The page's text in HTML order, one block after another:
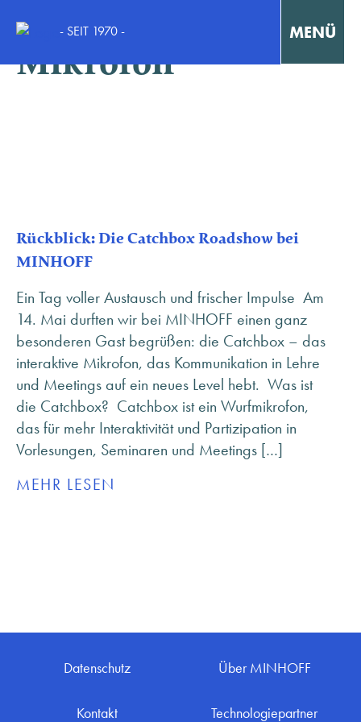
- SEIT 1970 - MENÜ
Fallstudien / Case-Studies
KONTAKT
ANFRAGE SENDEN
ÜBER MINHOFF
KARRIERE
INFOMATERIAL & DOWNLOADS
NEWSLETTER ANMELDUNG
Schlagwort:
Mikrofon
Rückblick: Die Catchbox Roadshow bei
MINHOFF
Ein Tag voller Austausch und frischer Impulse Am
14. Mai durften wir bei MINHOFF einen ganz
besonderen Gast begrüßen: die Catchbox – das
interaktive Mikrofon, das Kommunikation in Lehre
und Meetings auf ein neues Level hebt. Was ist
die Catchbox? Catchbox ist ein Wurfmikrofon,
das für mehr Interaktivität und Partizipation in
Vorlesungen, Seminaren und Meetings […]
MEHR LESEN
Datenschutz Über MINHOFF
Kontakt Technologiepartner